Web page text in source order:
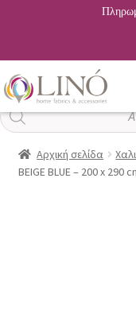
Αναζήτηση
προϊόντων
Αρχική σελίδα
BEIGE BLUE – 200 x 290